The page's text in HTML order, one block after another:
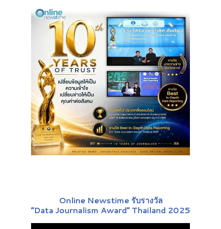
Online Newstime รับรางวัล
“Data Journalism Award” Thailand 2025